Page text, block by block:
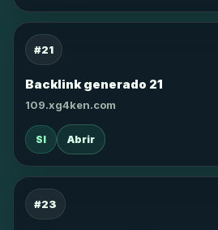
#21
Backlink generado 21
109.xg4ken.com
SI Abrir
#23